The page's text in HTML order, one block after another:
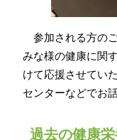
参加される方の
みな様の健康に関
けて応援させてい
センターなどでお
過去の健康